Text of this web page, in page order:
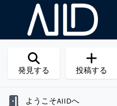
発見する 投稿する
ようこそAIIDへ